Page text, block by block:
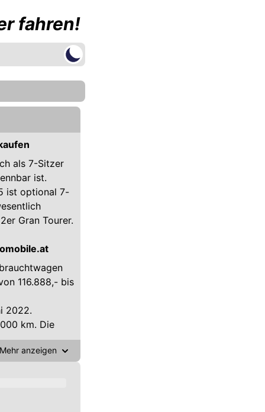
fahren!
als 7-Sitzer
ist.
ist optional 7-
Gran Tourer.
116.888,- bis
2022.
km. Die
Mehr anzeigen